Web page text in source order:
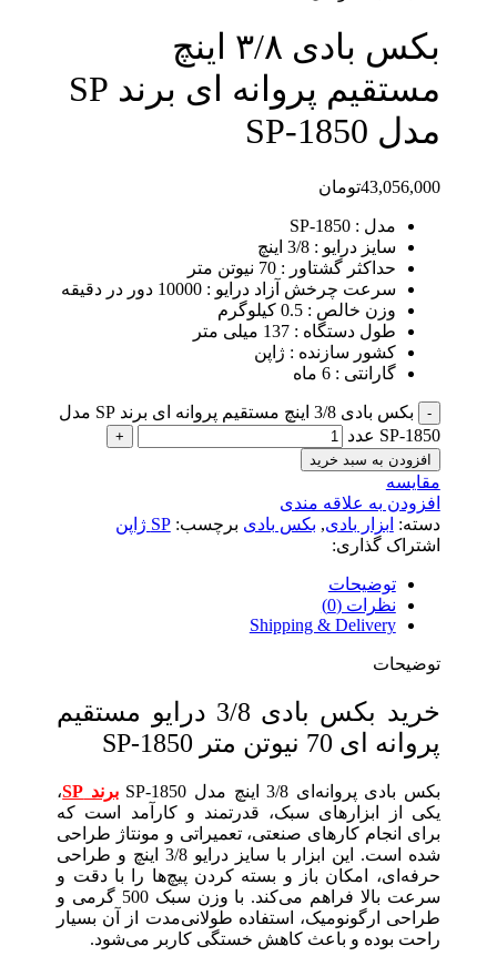
بکس بادی ۳/۸ اینچ
مستقیم پروانه ای برند SP
مدل SP-1850
43,056,000تومان
مدل : SP-1850
سایز درایو : 3/8 اینچ
حداکثر گشتاور : 70 نیوتن متر
سرعت چرخش آزاد درایو : 10000 دور در دقیقه
وزن خالص : 0.5 کیلوگرم
طول دستگاه : 137 میلی متر
کشور سازنده : ژاپن
گارانتی : 6 ماه
بکس بادی 3/8 اینچ مستقیم پروانه ای برند SP مدل
SP-1850 عدد
افزودن به سبد خرید
مقایسه
افزودن به علاقه مندی
دسته: ابزار بادی, بکس بادی برچسب: SP ژاپن
اشتراک گذاری:
توضیحات
نظرات (0)
Shipping & Delivery
توضیحات
خرید بکس بادی 3/8 درایو مستقیم
پروانه ای 70 نیوتن متر SP-1850
بکس بادی پروانه‌ای 3/8 اینچ مدل SP-1850 برند SP
،
یکی از ابزارهای سبک، قدرتمند و کارآمد است که
برای انجام کارهای صنعتی، تعمیراتی و مونتاژ طراحی
شده است. این ابزار با سایز درایو 3/8 اینچ و طراحی
حرفه‌ای، امکان باز و بسته کردن پیچ‌ها را با دقت و
سرعت بالا فراهم می‌کند. با وزن سبک 500 گرمی و
طراحی ارگونومیک، استفاده طولانی‌مدت از آن بسیار
راحت بوده و باعث کاهش خستگی کاربر می‌شود.